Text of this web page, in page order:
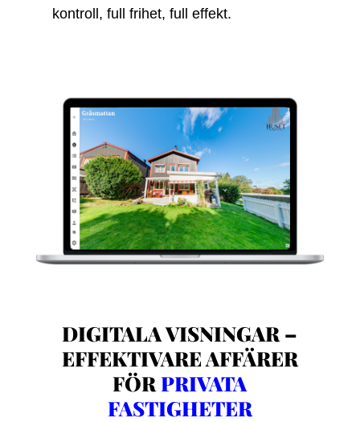
kontroll, full frihet, full effekt.
DIGITALA VISNINGAR –
EFFEKTIVARE AFFÄRER
FÖRPRIVATA
FASTIGHETER